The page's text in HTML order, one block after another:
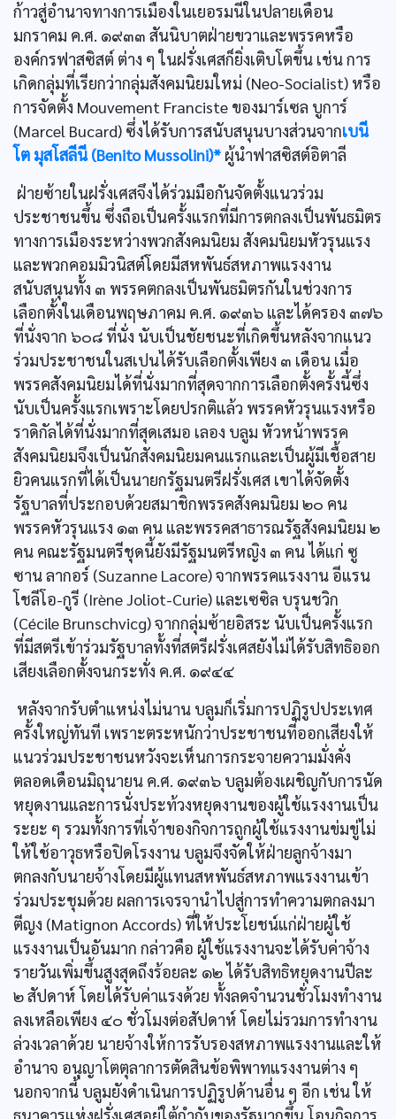
ก้าวสู่อำนาจทางการเมืองในเยอรมนีในปลายเดือน
มกราคม ค.ศ. ๑๙๓๓ สันนิบาตฝ่ายขวาและพรรคหรือ
องค์กรฟาสซิสต์ ต่าง ๆ ในฝรั่งเศสก็ยิ่งเติบโตขึ้น เช่น การ
เกิดกลุ่มที่เรียกว่ากลุ่มสังคมนิยมใหม่ (Neo-Socialist) หรือ
การจัดตั้ง Mouvement Franciste ของมาร์เซล บูการ์
(Marcel Bucard) ซึ่งได้รับการสนับสนุนบางส่วนจากเบนี
โต มุสโสลีนี (Benito Mussolini)* ผู้นำฟาสซิสต์อิตาลี
ฝ่ายซ้ายในฝรั่งเศสจึงได้ร่วมมือกันจัดตั้งแนวร่วม
ประชาชนขึ้น ซึ่งถือเป็นครั้งแรกที่มีการตกลงเป็นพันธมิตร
ทางการเมืองระหว่างพวกสังคมนิยม สังคมนิยมหัวรุนแรง
และพวกคอมมิวนิสต์โดยมีสหพันธ์สหภาพแรงงาน
สนับสนุนทั้ง ๓ พรรคตกลงเป็นพันธมิตรกันในช่วงการ
เลือกตั้งในเดือนพฤษภาคม ค.ศ. ๑๙๓๖ และได้ครอง ๓๗๖
ที่นั่งจาก ๖๐๘ ที่นั่ง นับเป็นชัยชนะที่เกิดขึ้นหลังจากแนว
ร่วมประชาชนในสเปนได้รับเลือกตั้งเพียง ๓ เดือน เมื่อ
พรรคสังคมนิยมได้ที่นั่งมากที่สุดจากการเลือกตั้งครั้งนี้ซึ่ง
นับเป็นครั้งแรกเพราะโดยปรกติแล้ว พรรคหัวรุนแรงหรือ
ราดิกัลได้ที่นั่งมากที่สุดเสมอ เลอง บลูม หัวหน้าพรรค
สังคมนิยมจึงเป็นนักสังคมนิยมคนแรกและเป็นผู้มีเชื้อสาย
ยิวคนแรกที่ได้เป็นนายกรัฐมนตรีฝรั่งเศส เขาได้จัดตั้ง
รัฐบาลที่ประกอบด้วยสมาชิกพรรคสังคมนิยม ๒๐ คน
พรรคหัวรุนแรง ๑๓ คน และพรรคสาธารณรัฐสังคมนิยม ๒
คน คณะรัฐมนตรีชุดนี้ยังมีรัฐมนตรีหญิง ๓ คน ได้แก่ ซู
ซาน ลากอร์ (Suzanne Lacore) จากพรรคแรงงาน อีแรน
โชลีโอ-กูรี (Irène Joliot-Curie) และเซซิล บรุนชวิก
(Cécile Brunschvicg) จากกลุ่มซ้ายอิสระ นับเป็นครั้งแรก
ที่มีสตรีเข้าร่วมรัฐบาลทั้งที่สตรีฝรั่งเศสยังไม่ได้รับสิทธิออก
เสียงเลือกตั้งจนกระทั่ง ค.ศ. ๑๙๔๔
หลังจากรับตำแหน่งไม่นาน บลูมก็เริ่มการปฏิรูปประเทศ
ครั้งใหญ่ทันที เพราะตระหนักว่าประชาชนที่ออกเสียงให้
แนวร่วมประชาชนหวังจะเห็นการกระจายความมั่งคั่ง
ตลอดเดือนมิถุนายน ค.ศ. ๑๙๓๖ บลูมต้องเผชิญกับการนัด
หยุดงานและการนั่งประท้วงหยุดงานของผู้ใช้แรงงานเป็น
ระยะ ๆ รวมทั้งการที่เจ้าของกิจการถูกผู้ใช้แรงงานข่มขู่ไม่
ให้ใช้อาวุธหรือปิดโรงงาน บลูมจึงจัดให้ฝ่ายลูกจ้างมา
ตกลงกับนายจ้างโดยมีผู้แทนสหพันธ์สหภาพแรงงานเข้า
ร่วมประชุมด้วย ผลการเจรจานำไปสู่การทำความตกลงมา
ตีญง (Matignon Accords) ที่ให้ประโยชน์แก่ฝ่ายผู้ใช้
แรงงานเป็นอันมาก กล่าวคือ ผู้ใช้แรงงานจะได้รับค่าจ้าง
รายวันเพิ่มขึ้นสูงสุดถึงร้อยละ ๑๒ ได้รับสิทธิหยุดงานปีละ
๒ สัปดาห์ โดยได้รับค่าแรงด้วย ทั้งลดจำนวนชั่วโมงทำงาน
ลงเหลือเพียง ๔๐ ชั่วโมงต่อสัปดาห์ โดยไม่รวมการทำงาน
ล่วงเวลาด้วย นายจ้างให้การรับรองสหภาพแรงงานและให้
อำนาจ อนุญาโตตุลาการตัดสินข้อพิพาทแรงงานต่าง ๆ
นอกจากนี้ บลูมยังดำเนินการปฏิรูปด้านอื่น ๆ อีก เช่น ให้